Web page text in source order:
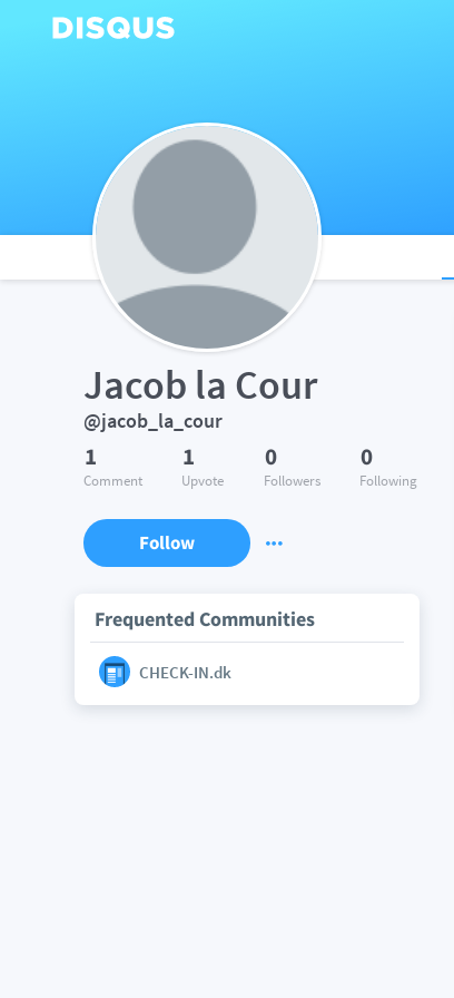
Jacob la Cour
@jacob_la_cour
1
Comment
1
Upvote
0
Followers
0
Following
Follow
Frequented Communities
CHECK-IN.dk